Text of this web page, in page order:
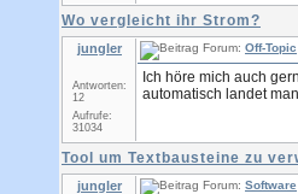
Wo vergleicht ihr Strom?
jungler
Antworten:
12
Aufrufe:
31034
Forum: Off-Topic
Ich höre mich auch
automatisch landet
Tool um Textbausteine zu
jungler Forum: Software